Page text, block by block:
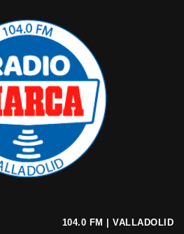
104.0 FM | VALLADOLID